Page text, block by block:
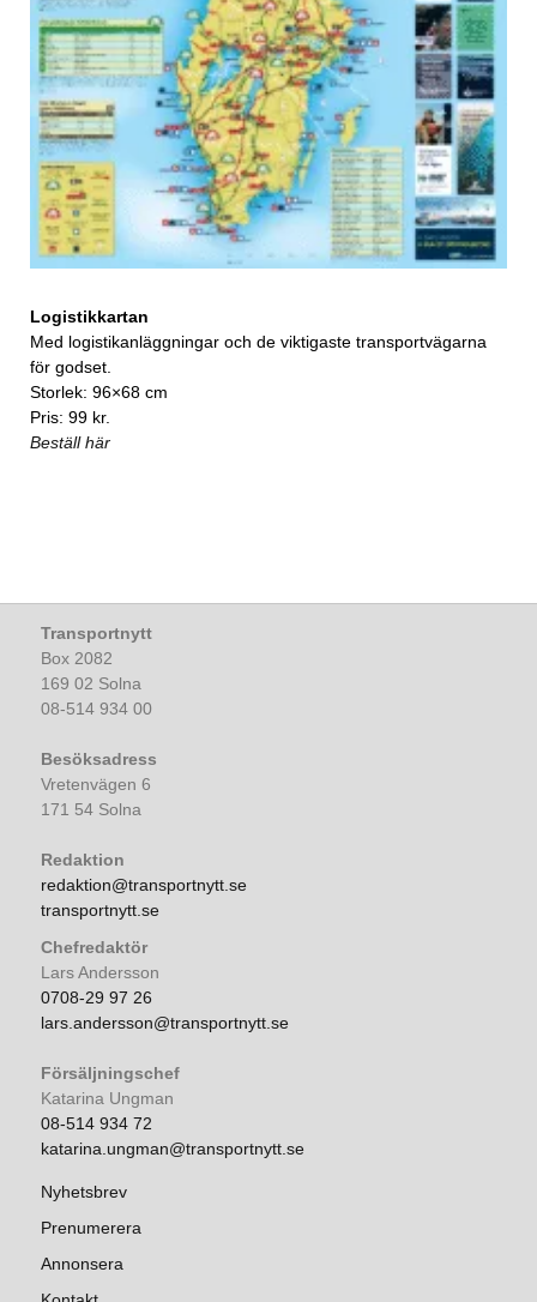
Logistikkartan
Med logistikanläggningar och de viktigaste transportvägarna
för godset.
Storlek: 96×68 cm
Pris: 99 kr.
Beställ här
Transportnytt
Box 2082
169 02 Solna
08-514 934 00
Besöksadress
Vretenvägen 6
171 54 Solna
Redaktion
redaktion@transportnytt.se
transportnytt.se
Chefredaktör
Lars Andersson
0708-29 97 26
lars.andersson@transportnytt.se
Försäljningschef
Katarina Ungman
08-514 934 72
katarina.ungman@transportnytt.se
Nyhetsbrev
Prenumerera
Annonsera